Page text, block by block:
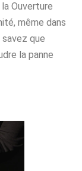
Ouverture
même dans
que
la panne